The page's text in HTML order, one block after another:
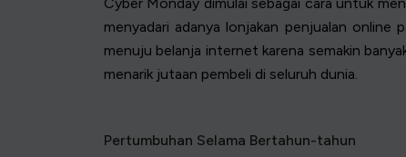
menyadari adanya lonjakan penjualan online
menuju belanja internet karena semakin
menarik jutaan pembeli di seluruh dunia.
Pertumbuhan Selama Bertahun-tahun